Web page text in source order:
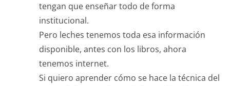
tengan que enseñar todo de forma
institucional.
Pero leches tenemos toda esa información
disponible, antes con los libros, ahora
tenemos internet.
Si quiero aprender cómo se hace la técnica del